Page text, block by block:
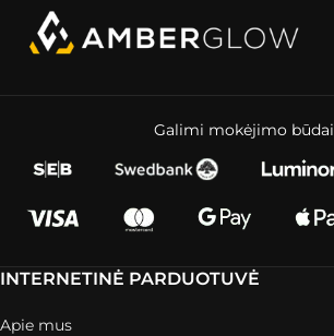
Galimi mokėjimo būdai
INTERNETINĖ PARDUOTUVĖ
Apie mus